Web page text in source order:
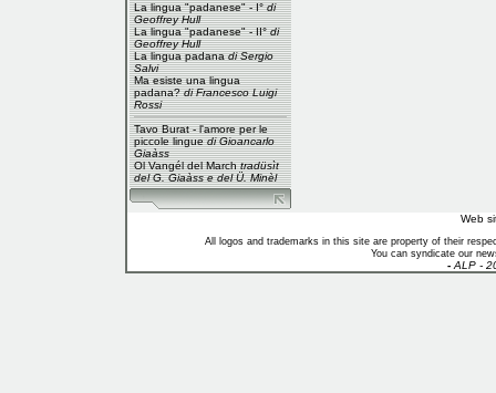
La lingua "padanese" - I° di
Geoffrey Hull
La lingua "padanese" - II° di
Geoffrey Hull
La lingua padana di Sergio
Salvi
Ma esiste una lingua
padana? di Francesco Luigi
Rossi
Tavo Burat - l'amore per le
piccole linguedi Gioancarlo
Giaàss
Ol Vangél del March tradüsìt
del G. Giaàss e del Ü. Minèl
Web
All logos and trademarks in this site are property of their
You can syndicate our
- ALP -